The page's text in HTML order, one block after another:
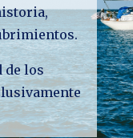
de los